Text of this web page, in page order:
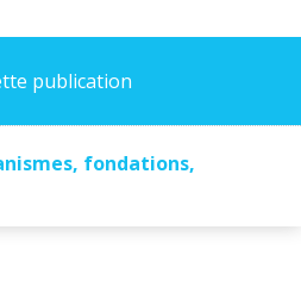
publication
fondations,